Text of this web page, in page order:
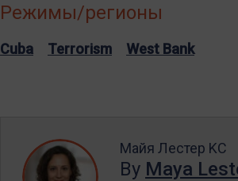
Режимы/регионы
Cuba Terrorism West Bank
Майя Лестер KC
By Maya